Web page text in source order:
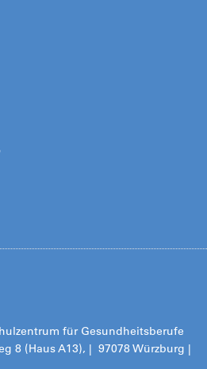
für Gesundheitsberufe
8 (Haus A13), | 97078 Würzburg |